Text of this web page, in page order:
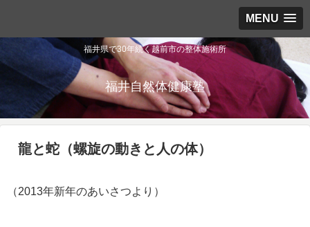
MENU
福井県で30年続く越前市の整体施術所
福井自然体健康塾
龍と蛇（螺旋の動きと人の体）
（2013年新年のあいさつより）